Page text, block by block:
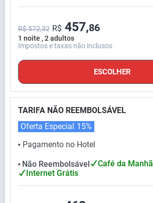
1 noite , 2 adultos
R$ 572,32 R$ 457,86
Impostos e taxas não inclusos
ESCOLHER
TARIFA NÃO REEMBOLSÁVEL
⬤ Pagamento no Hotel
Oferta Especial 15%
⬤ Não Reembolsável
Café da Manhã
Internet Grátis